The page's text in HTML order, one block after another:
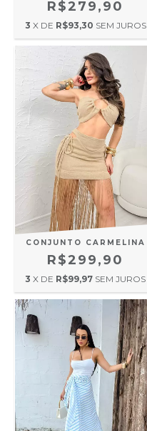
R$279,90
3 X DE R$93,30 SEM JUROS
CONJUNTO CARMELINA
R$299,90
3 X DE R$99,97 SEM JUROS